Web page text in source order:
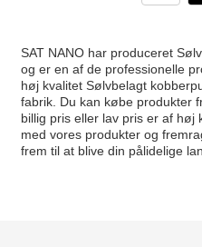
SAT NANO har produceret
og er en af ​​de professionelle
høj kvalitet Sølvbelagt
fabrik. Du kan købe produkter
billig pris eller lav pris er af høj
med vores produkter og
frem til at blive din pålidelige